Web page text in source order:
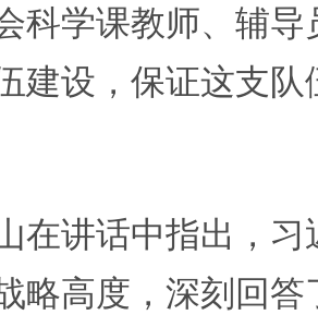
科学课教师、辅
建设，保证这支
讲话中指出，习
略高度，深刻回